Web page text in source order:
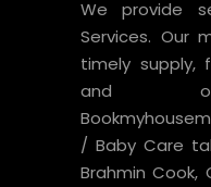
We provide
Services. Our
timely supply,
and
/ Baby Care
Brahmin Cook,